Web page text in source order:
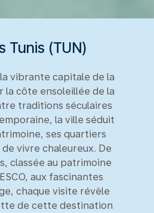
Tunis (TUN)
vibrante capitale de la
la côte ensoleillée de la
traditions séculaires
la ville séduit
ses quartiers
vivre chaleureux. De
classée au patrimoine
aux fascinantes
chaque visite révèle
de cette destination